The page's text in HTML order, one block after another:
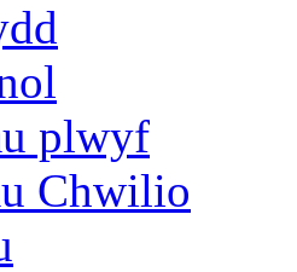
plwyf
Chwilio